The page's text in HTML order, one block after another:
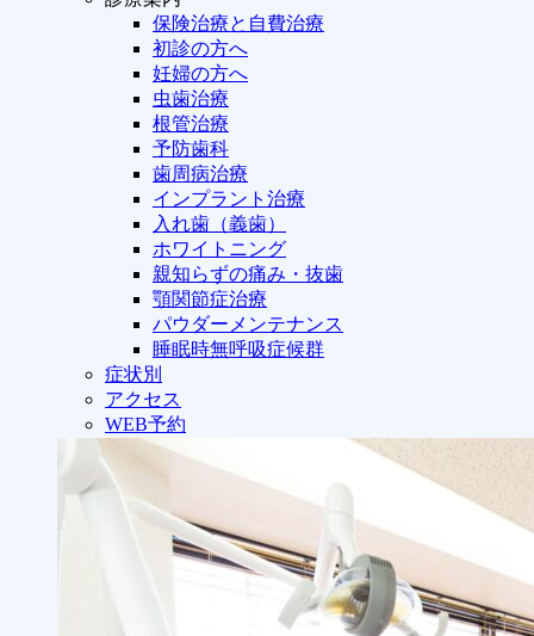
保険治療と自費治療
初診の方へ
妊婦の方へ
虫歯治療
根管治療
予防歯科
歯周病治療
インプラント治療
入れ歯（義歯）
ホワイトニング
親知らずの痛み・抜歯
顎関節症治療
パウダーメンテナンス
睡眠時無呼吸症候群
症状別
アクセス
WEB予約